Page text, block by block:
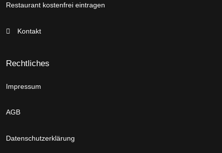
Restaurant kostenfrei eintragen
Kontakt
Rechtliches
Impressum
AGB
Datenschutzerklärung